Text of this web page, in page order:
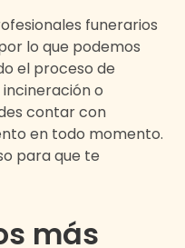
funerarios
lo que podemos
el proceso de
o
contar con
en todo momento.
para que te
más